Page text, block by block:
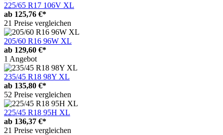
225/65 R17 106V XL
ab 125,76 €*
21 Preise vergleichen
205/60 R16 96W XL
ab 129,60 €*
1 Angebot
235/45 R18 98Y XL
ab 135,80 €*
52 Preise vergleichen
225/45 R18 95H XL
ab 136,37 €*
21 Preise vergleichen